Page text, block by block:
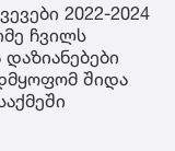
2022-2024
ჩვილს
შიდა